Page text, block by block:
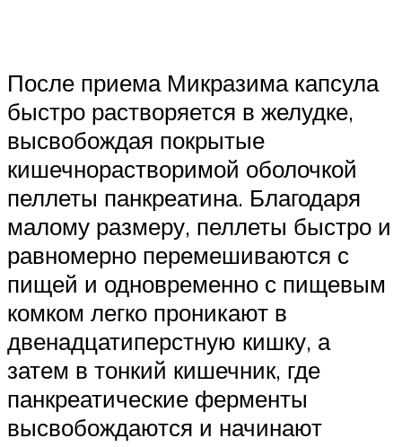
После приема Микразима капсула
быстро растворяется в желудке,
высвобождая покрытые
кишечнорастворимой оболочкой
пеллеты панкреатина. Благодаря
малому размеру, пеллеты быстро и
равномерно перемешиваются с
пищей и одновременно с пищевым
комком легко проникают в
двенадцатиперстную кишку, а
затем в тонкий кишечник, где
панкреатические ферменты
высвобождаются и начинают